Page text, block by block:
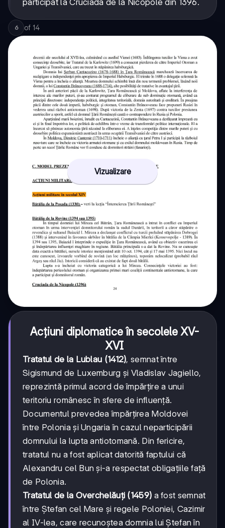
6 of 14
Vizualizare
Acțiuni diplomatice în secolele XV-
XVI
Tratatul de la Lublau (1412), semnat între
Sigismund de Luxemburg și Vladislav Jagiello,
reprezintă primul acord de împărțire a unui
teritoriu românesc în sfere de influență.
Documentul prevedea împărțirea Moldovei
între Polonia și Ungaria în cazul neparticipării
domnului la lupta antiotomană. Din fericire,
tratatul nu a fost aplicat datorită faptului că
Alexandru cel Bun și-a respectat obligațiile față
de Polonia.
Tratatul de la Overchelăuți (1459) a fost semnat
între Ștefan cel Mare și regele Poloniei, Cazimir
al IV-lea, care recunoștea domnia lui Ștefan în